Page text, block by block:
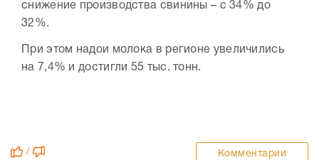
снижение производства свинины – с 34% до
32%.
При этом надои молока в регионе увеличились
на 7,4% и достигли 55 тыс. тонн.
/ Комментарии